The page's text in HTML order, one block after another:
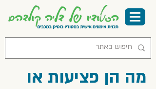
מה הן פציעות או